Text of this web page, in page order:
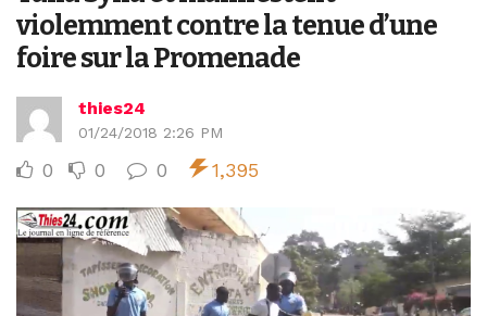
violemment contre la tenue d’une
foire sur la Promenade
thies24
01/24/2018 2:26 PM
0 0 0 1,395